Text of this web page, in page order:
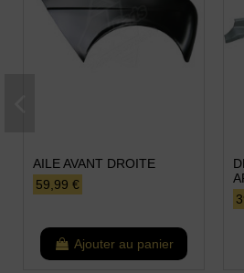
AILE AVANT DROITE
59,99 €
Ajouter au panier